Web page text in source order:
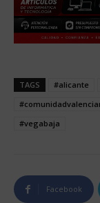
TAGS #alicante
#vegabaja
Facebook